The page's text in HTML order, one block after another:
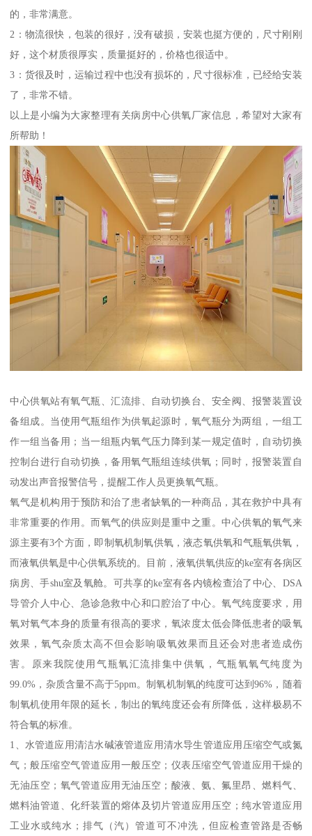
的，非常满意。
2：物流很快，包装的很好，没有破损，安装也挺方便的，尺寸刚刚
好，这个材质很厚实，质量挺好的，价格也很适中。
3：货很及时，运输过程中也没有损坏的，尺寸很标准，已经给安装
了，非常不错。
以上是小编为大家整理有关病房中心供氧厂家信息，希望对大家有
所帮助！
中心供氧站有氧气瓶、汇流排、自动切换台、安全阀、报警装置设
备组成。当使用气瓶组作为供氧起源时，氧气瓶分为两组，一组工
作一组当备用；当一组瓶内氧气压力降到某一规定值时，自动切换
控制台进行自动切换，备用氧气瓶组连续供氧；同时，报警装置自
动发出声音报警信号，提醒工作人员更换氧气瓶。
氧气是机构用于预防和治了患者缺氧的一种商品，其在救护中具有
非常重要的作用。而氧气的供应则是重中之重。中心供氧的氧气来
源主要有3个方面，即制氧机制氧供氧，液态氧供氧和气瓶氧供氧，
而液氧供氧是中心供氧系统的。目前，液氧供氧供应的ke室有各病区
病房、手shu室及氧舱。可共享的ke室有各内镜检查治了中心、DSA
导管介人中心、急诊急救中心和口腔治了中心。氧气纯度要求，用
氧对氧气本身的质量有很高的要求，氧浓度太低会降低患者的吸氧
效果，氧气杂质太高不但会影响吸氧效果而且还会对患者造成伤
害。原来我院使用气瓶氧汇流排集中供氧，气瓶氧氧气纯度为
99.0%，杂质含量不高于5ppm。制氧机制氧的纯度可达到96%，随着
制氧机使用年限的延长，制出的氧纯度还会有所降低，这样极易不
符合氧的标准。
1、水管道应用清洁水碱液管道应用清水导生管道应用压缩空气或氮
气；般压缩空气管道应用一般压空；仪表压缩空气管道应用干燥的
无油压空；氧气管道应用无油压空；酸液、氨、氟里昂、燃料气、
燃料油管道、化纤装置的熔体及切片管道应用压空；纯水管道应用
工业水或纯水；排气（汽）管道可不冲洗，但应检查管路是否畅